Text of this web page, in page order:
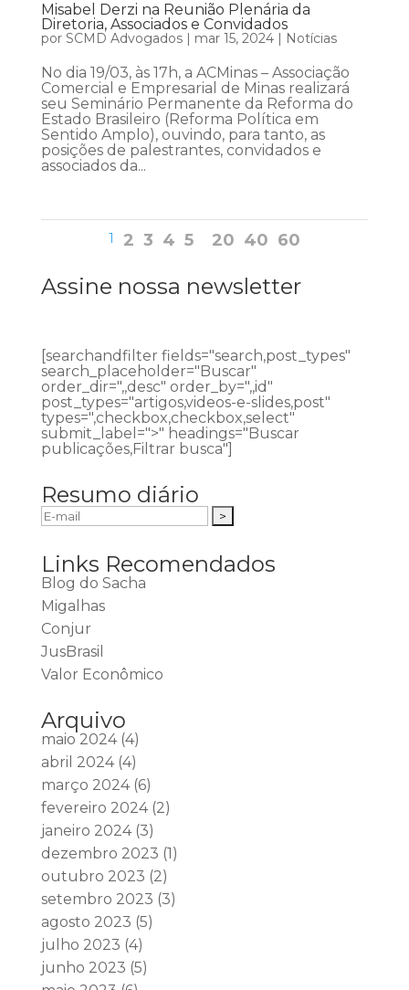
Misabel Derzi na Reunião Plenária da
Diretoria, Associados e Convidados
por SCMD Advogados| mar 15, 2024| Notícias
No dia 19/03, às 17h, a ACMinas – Associação
Comercial e Empresarial de Minas realizará
seu Seminário Permanente da Reforma do
Estado Brasileiro (Reforma Política em
Sentido Amplo), ouvindo, para tanto, as
posições de palestrantes, convidados e
associados da...
1 2 3 4 5 20 40 60
Assine nossa newsletter
[searchandfilter fields="search,post_types"
search_placeholder="Buscar"
order_dir=",,desc" order_by=",,id"
post_types="artigos,videos-e-slides,post"
types=",checkbox,checkbox,select"
submit_label=">" headings="Buscar
publicações,Filtrar busca"]
Resumo diário
Links Recomendados
Blog do Sacha
Migalhas
Conjur
JusBrasil
Valor Econômico
Arquivo
maio 2024(4)
abril 2024(4)
março 2024(6)
fevereiro 2024(2)
janeiro 2024(3)
dezembro 2023 (1)
outubro 2023 (2)
setembro 2023 (3)
agosto 2023 (5)
julho 2023 (4)
junho 2023 (5)